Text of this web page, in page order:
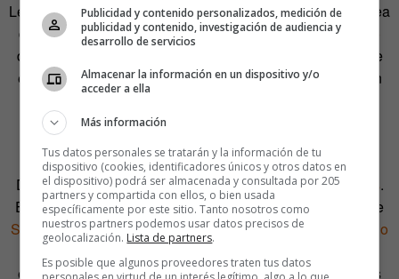
Lennon se encontró con dificultades para contratar una línea
de internet con Movistar primero ycon la operadora Claro
después. De hecho, hasta que se quejaron del servicio de
esta última a través de las redes sociales no consiguieron
algún que otro problema
Pese a ello, lograron esquivar los baches y crecer. En
DevAcademy ya trabajan 17 personas,6 de ellas mujeres.
El año pasado fueron una de las compañías ganadoras de
Startup Perú, un reconocimiento gracias al que han
recibido
80.000 soles
(20.000 euros) del Gobierno peruano
empresas que están dando sus primeros pasos en el país
Publicidad y contenido personalizados, medición de
publicidad y contenido, investigación de audiencia y
desarrollo de servicios
Almacenar la información en un dispositivo y/o
acceder a ella
Más información
Tus datos personales se tratarán y la información de tu
dispositivo (cookies, identificadores únicos y otros datos en
el dispositivo) podrá ser almacenada y consultada por 205
partners y compartida con ellos, o bien usada
específicamente por este sitio. Tanto nosotros como
nuestros partners podemos usar datos precisos de
geolocalización. Lista de partners.
Es posible que algunos proveedores traten tus datos